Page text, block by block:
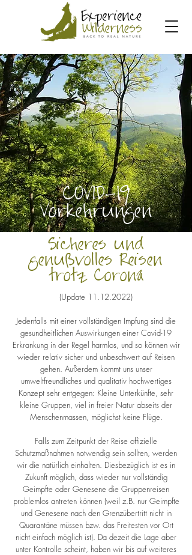
COVID-19
Vorkehrungen
Sicheres und
genußvolles Reisen
trotz Corona
(Update 11.12.2022)
Jedenfalls mit einer vollständigen Impfung sind die
gesundheitlichen Auswirkungen einer Covid-19
Erkrankung in der Regel harmlos, und so können wir
wieder relativ sicher und unbeschwert auf Reisen
gehen. Außerdem kommt uns unser
umweltfreundliches und qualitativ hochwertiges
Konzept sehr entgegen: Kleine Unterkünfte, sehr
kleine Gruppen, viel in freier Natur abseits der
Menschenmassen, möglichst keine Flüge.
Falls zum Zeitpunkt der Reise offizielle
Schutzmaßnahmen notwendig sein sollten, werden
wir die natürlich einhalten. Diesbezüglich ist es in
Zukunft möglich, dass wieder nur vollständig
Geimpfte oder Genesene die Gruppenreisen
problemlos antreten können (weil z.B. nur Geimpfte
und Genesene nach den Grenzübertritt nicht in
Quarantäne müssen bzw. das Freitesten vor Ort
nicht einfach möglich ist). Da dezeit die Lage aber
unter Kontrolle scheint, haben wir bis auf weiteres